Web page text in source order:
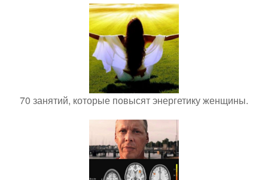
70 занятий, которые повысят энергетику женщины.